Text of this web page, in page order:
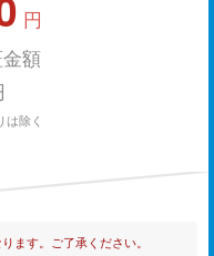
円
額
除く
ます。ご了承ください。